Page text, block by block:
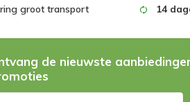
groot transport 14
de nieuwste